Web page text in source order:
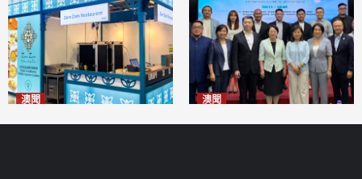
澳聞 澳聞